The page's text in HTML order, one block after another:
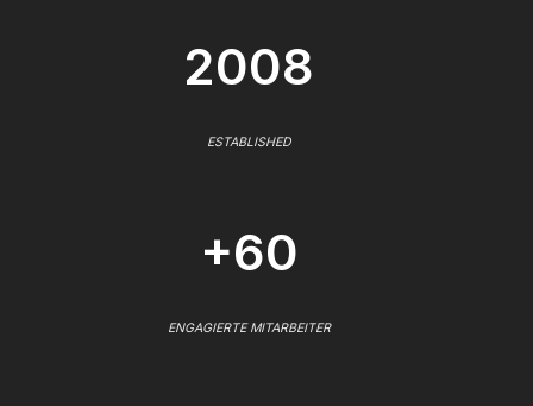
2008
ESTABLISHED
+60
ENGAGIERTE MITARBEITER